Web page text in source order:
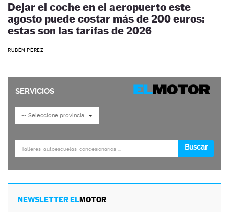
Dejar el coche en el aeropuerto este
agosto puede costar más de 200 euros:
estas son las tarifas de 2026
RUBÉN PÉREZ
NEWSLETTER ELMOTOR